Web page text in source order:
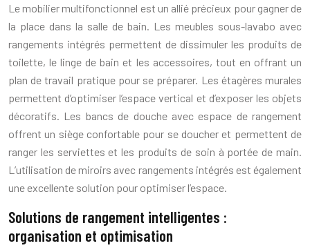
Le mobilier multifonctionnel est un allié précieux pour gagner de
la place dans la salle de bain. Les meubles sous-lavabo avec
rangements intégrés permettent de dissimuler les produits de
toilette, le linge de bain et les accessoires, tout en offrant un
plan de travail pratique pour se préparer. Les étagères murales
permettent d’optimiser l’espace vertical et d’exposer les objets
décoratifs. Les bancs de douche avec espace de rangement
offrent un siège confortable pour se doucher et permettent de
ranger les serviettes et les produits de soin à portée de main.
L’utilisation de miroirs avec rangements intégrés est également
une excellente solution pour optimiser l’espace.
Solutions de rangement intelligentes :
organisation et optimisation